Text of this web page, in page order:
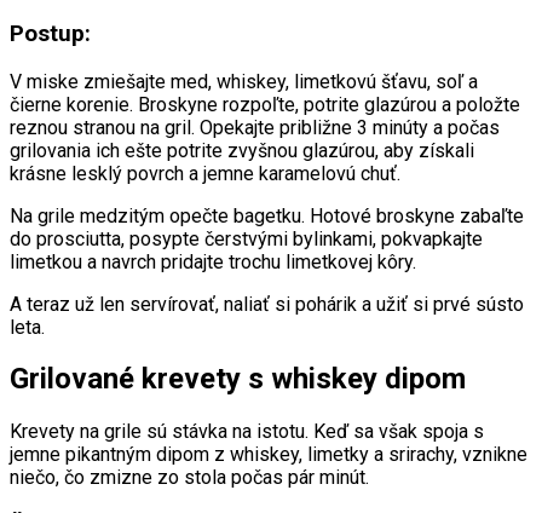
Postup:
V miske zmiešajte med, whiskey, limetkovú šťavu, soľ a
čierne korenie. Broskyne rozpoľte, potrite glazúrou a položte
reznou stranou na gril. Opekajte približne 3 minúty a počas
grilovania ich ešte potrite zvyšnou glazúrou, aby získali
krásne lesklý povrch a jemne karamelovú chuť.
Na grile medzitým opečte bagetku. Hotové broskyne zabaľte
do prosciutta, posypte čerstvými bylinkami, pokvapkajte
limetkou a navrch pridajte trochu limetkovej kôry.
A teraz už len servírovať, naliať si pohárik a užiť si prvé sústo
leta.
Grilované krevety s whiskey dipom
Krevety na grile sú stávka na istotu. Keď sa však spoja s
jemne pikantným dipom z whiskey, limetky a srirachy, vznikne
niečo, čo zmizne zo stola počas pár minút.